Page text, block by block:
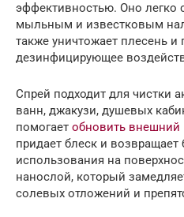
эффективностью. Оно легко
мыльным и известковым
также уничтожает плесень и
дезинфицирующее
Спрей подходит для чистки
ванн, джакузи, душевых
помогает обновить внешний
придает блеск и возвращает
использования на
нанослой, который
солевых отложений и